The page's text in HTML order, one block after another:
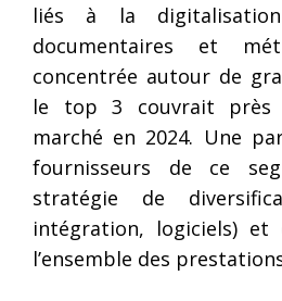
liés à la
documentaires et
concentrée autour de
le top 3 couvrait
marché en 2024. Une
fournisseurs de ce
stratégie de
intégration, logiciels) et
l’ensemble des